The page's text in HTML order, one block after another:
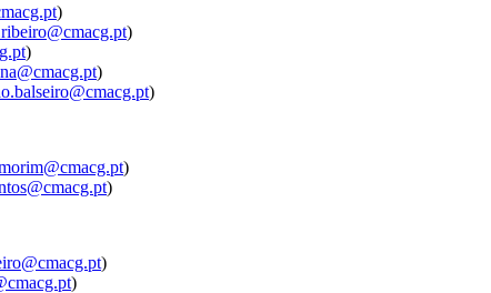
)
)
)
)
)
)
)
)
)